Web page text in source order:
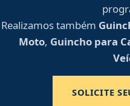
Realizamos também
Moto, Guincho para
SOLICITE